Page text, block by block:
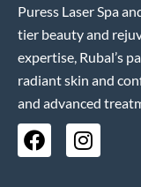
Puress Laser Spa
tier beauty and
expertise, Rubal’s
radiant skin and
and advanced
F
a
c
I
n
s